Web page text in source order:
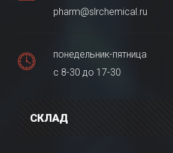
pharm@slrchemical.ru
понедельник-пятница
с 8-30 до 17-30
СКЛАД